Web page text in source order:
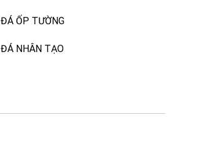
ĐÁ ỐP TƯỜNG
ĐÁ NHÂN TẠO